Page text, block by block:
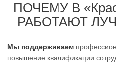
ПОЧЕМУ В
РАБОТАЮТ
Мы поддерживаем
повышение квалификации